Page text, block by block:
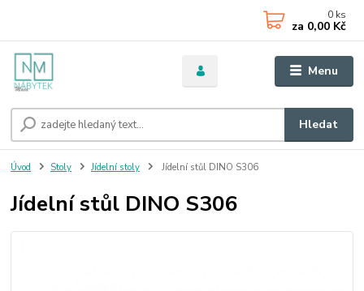
Menu
Hledat
0 ks
za 0,00 Kč
Úvod Stoly Jídelní stoly Jídelní stůl DINO S306
Jídelní stůl DINO S306